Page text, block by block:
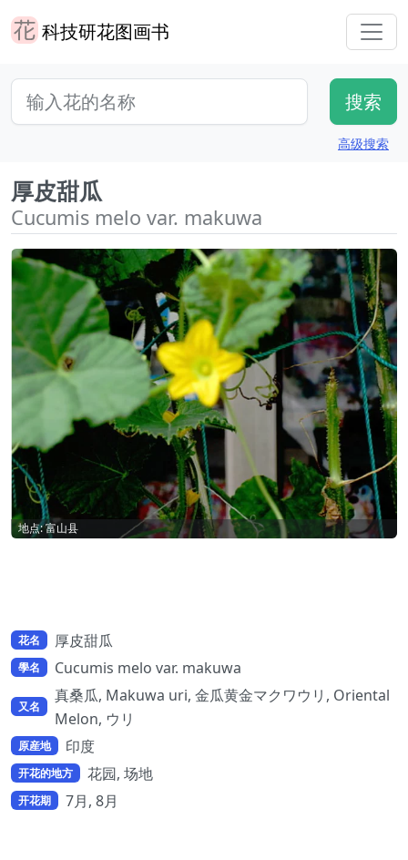
科技研花图画书
高级搜索
厚皮甜瓜
Cucumis melo var. makuwa
地点: 富山县
花名 厚皮甜瓜
學名 Cucumis melo var. makuwa
又名
真桑瓜, Makuwa uri, 金瓜黄金マクワウリ, Oriental
Melon, ウリ
原産地 印度
开花的地方 花园, 场地
开花期 7月, 8月